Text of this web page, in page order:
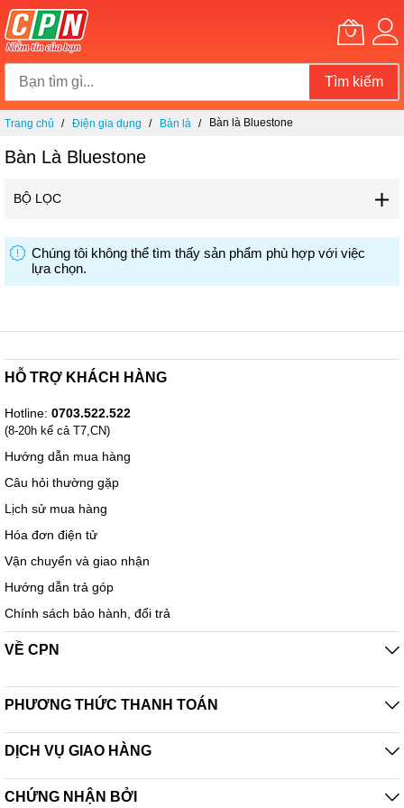
Tìm kiếm
Chuyển
nội
Trang chủ Điện gia dụng Bàn là Bàn là Bluestone
Bàn Là Bluestone
BỘ LỌC
Chúng tôi không thể tìm thấy sản phẩm phù hợp với việc
lựa chọn.
HỖ TRỢ KHÁCH HÀNG
Hotline: 0703.522.522
(8-20h kể cả T7,CN)
Hướng dẫn mua hàng
Câu hỏi thường gặp
Lịch sử mua hàng
Hóa đơn điện tử
Vận chuyển và giao nhận
Hướng dẫn trả góp
Chính sách bảo hành, đổi trả
VỀ CPN
PHƯƠNG THỨC THANH TOÁN
DỊCH VỤ GIAO HÀNG
CHỨNG NHẬN BỞI